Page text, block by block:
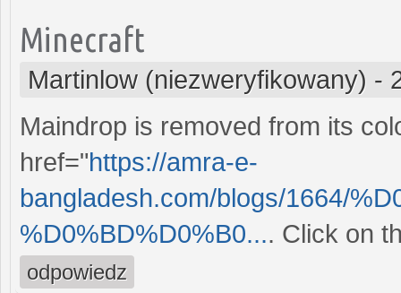
Minecraft
Martinlow (niezweryfikowany) -
Maindrop is removed from its
href="https://amra-e-
bangladesh.com/blogs/1664/
%D0%BD%D0%B0.... Click on
odpowiedz